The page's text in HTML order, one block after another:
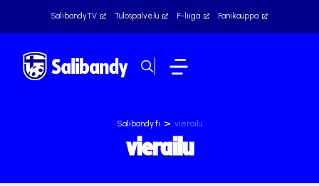
SalibandyTV Tulospalvelu F-liiga Fanikauppa
Salibandy.fi > vierailu
vierailu